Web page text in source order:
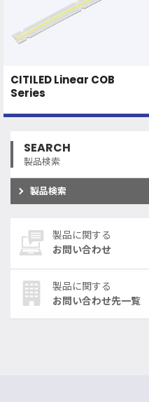
CITILED Linear COB
Series
SEARCH
製品検索
製品検索
製品に関する
お問い合わせ
製品に関する
お問い合わせ先一覧